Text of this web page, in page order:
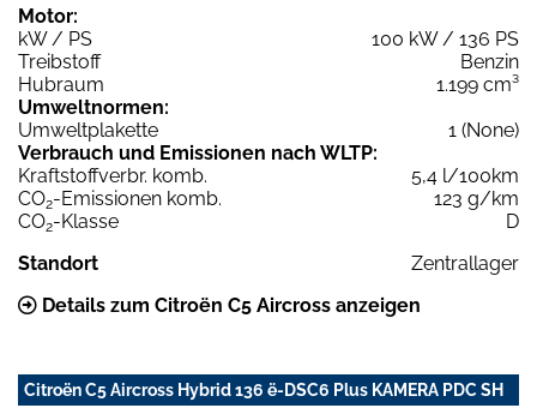
Motor:
kW / PS
100 kW / 136 PS
Treibstoff
Benzin
Hubraum
1.199 cm³
Umweltnormen:
Umweltplakette
1 (None)
Verbrauch und Emissionen nach WLTP:
Kraftstoffverbr. komb.
5,4 l/100km
CO2-Emissionen komb.
123 g/km
CO2-Klasse
D
Standort
Zentrallager
Details zum Citroën C5 Aircross anzeigen
Citroën C5 Aircross Hybrid 136 ë-DSC6 Plus KAMERA PDC SH